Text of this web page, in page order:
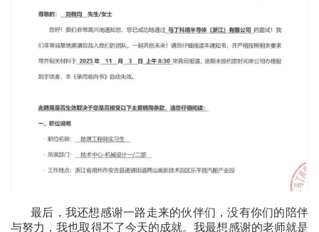
最后，我还想感谢一路走来的伙伴们，没有你们的陪伴
与努力，我也取得不了今天的成就。我最想感谢的老师就是